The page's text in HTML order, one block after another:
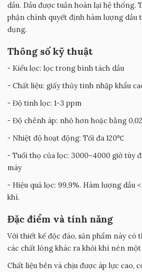
dầu. Dầu được tuần hoàn lại hệ thống.
phận chính quyết định hàm lượng dầu
dụng.
Thông số kỹ thuật
- Kiểu lọc: lọc trong bình tách dầu
- Chất liệu: giấy thủy tinh nhập khẩu
- Độ tinh lọc: 1-3 ppm
- Độ chênh áp: nhỏ hơn hoặc bằng
- Nhiệt độ hoạt động: Tối đa 120℃
- Tuổi thọ của lọc: 3000~4000 giờ tùy
máy
- Hiệu quả lọc: 99,9%. Hàm lượng dầu
khí.
Đặc điểm và tính năng
Với thiết kế độc đáo, sản phẩm này có
các chất lỏng khác ra khỏi khí nén một
Chất liệu bền và chịu được áp lực cao,